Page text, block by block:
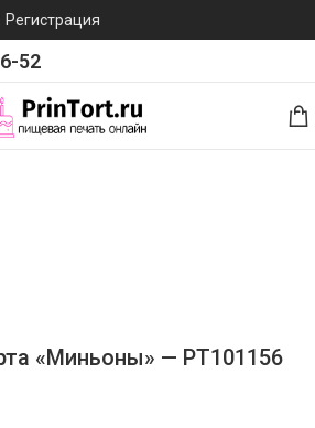
52
«Миньоны» — PT101156
Регистрация